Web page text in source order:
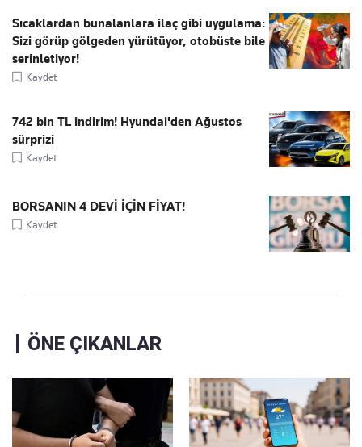
Sıcaklardan bunalanlara ilaç gibi uygulama:
Sizi görüp gölgeden yürütüyor, otobüste bile
serinletiyor!
Kaydet
742 bin TL indirim! Hyundai'den Ağustos
sürprizi
Kaydet
BORSANIN 4 DEVİ İÇİN FİYAT!
Kaydet
ÖNE ÇIKANLAR